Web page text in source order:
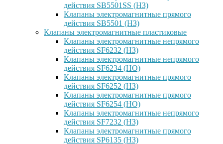
действия SB5501SS (НЗ)
Клапаны электромагнитные прямого
действия SB5501 (НЗ)
Клапаны электромагнитные пластиковые
Клапаны электромагнитные непрямого
действия SF6232 (НЗ)
Клапаны электромагнитные непрямого
действия SF6234 (НО)
Клапаны электромагнитные прямого
действия SF6252 (НЗ)
Клапаны электромагнитные прямого
действия SF6254 (НО)
Клапаны электромагнитные непрямого
действия SF7232 (НЗ)
Клапаны электромагнитные прямого
действия SP6135 (НЗ)